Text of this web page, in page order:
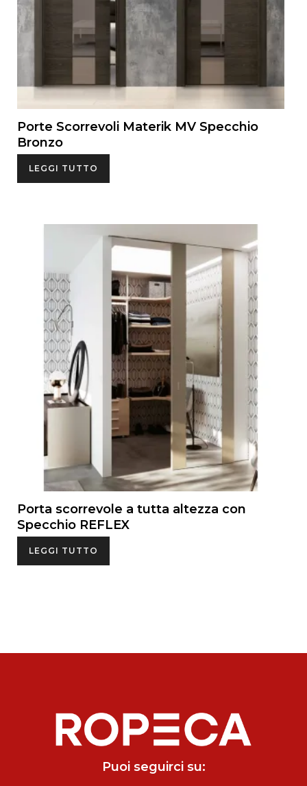
Porte Scorrevoli Materik MV Specchio
Bronzo
LEGGI TUTTO
Porta scorrevole a tutta altezza con
Specchio REFLEX
LEGGI TUTTO
Puoi seguirci su: